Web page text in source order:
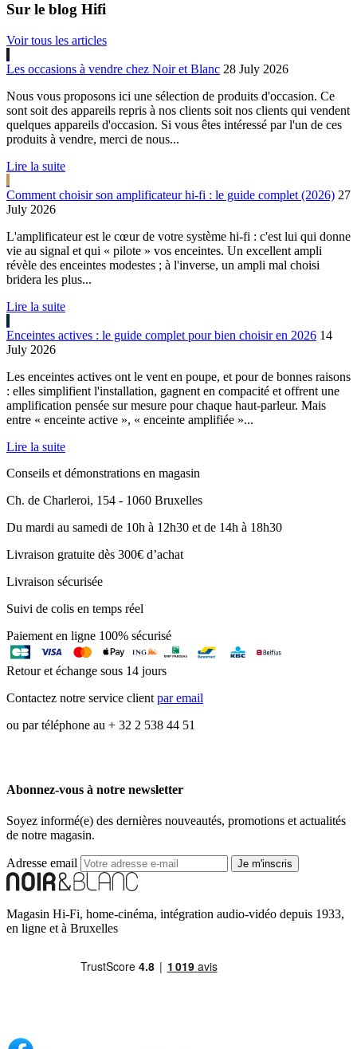
Sur le blog Hifi
Voir tous les articles
Les occasions à vendre chez Noir et Blanc 28 July 2026
Nous vous proposons ici une sélection de produits d'occasion. Ce
sont soit des appareils repris à nos clients soit nos clients qui vendent
quelques appareils d'occasion. Si vous êtes intéressé par l'un de ces
produits à vendre, merci de nous...
Lire la suite
Comment choisir son amplificateur hi-fi : le guide complet (2026) 27
July 2026
L'amplificateur est le cœur de votre système hi-fi : c'est lui qui donne
vie au signal et qui « pilote » vos enceintes. Un excellent ampli
révèle des enceintes modestes ; à l'inverse, un ampli mal choisi
bridera les plus...
Lire la suite
Enceintes actives : le guide complet pour bien choisir en 2026 14
July 2026
Les enceintes actives ont le vent en poupe, et pour de bonnes raisons
: elles simplifient l'installation, gagnent en compacité et offrent une
amplification pensée sur mesure pour chaque haut-parleur. Mais
entre « enceinte active », « enceinte amplifiée »...
Lire la suite
Conseils et démonstrations en magasin
Ch. de Charleroi, 154 - 1060 Bruxelles
Du mardi au samedi de 10h à 12h30 et de 14h à 18h30
Livraison gratuite dès 300€ d’achat
Livraison sécurisée
Suivi de colis en temps réel
Paiement en ligne 100% sécurisé
Retour et échange sous 14 jours
Contactez notre service clientpar email
ou par téléphone au + 32 2 538 44 51
Abonnez-vous à notre newsletter
Soyez informé(e) des dernières nouveautés, promotions et actualités
de notre magasin.
Adresse email Je m'inscris
Magasin Hi-Fi, home-cinéma, intégration audio-vidéo depuis 1933,
en ligne et à Bruxelles